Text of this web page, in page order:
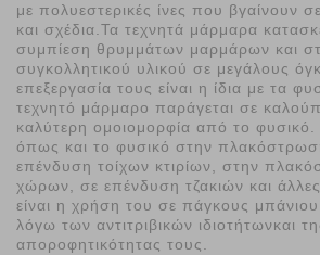
με πολυεστερικές ίνες που βγαίνουν
και σχέδια.Τα τεχνητά μάρμαρα
συμπίεση θρυμμάτων μαρμάρων και
συγκολλητικού υλικού σε μεγάλους
επεξεργασία τους είναι η ίδια με τα
τεχνητό μάρμαρο παράγεται σε
καλύτερη ομοιομορφία από το φυσικό.
όπως και το φυσικό στην
επένδυση τοίχων κτιρίων, στην
χώρων, σε επένδυση τζακιών και
είναι η χρήση του σε πάγκους μπάνιου
λόγω των αντιτριβικών ιδιοτήτωνκαι
αποροφητικότητας τους.